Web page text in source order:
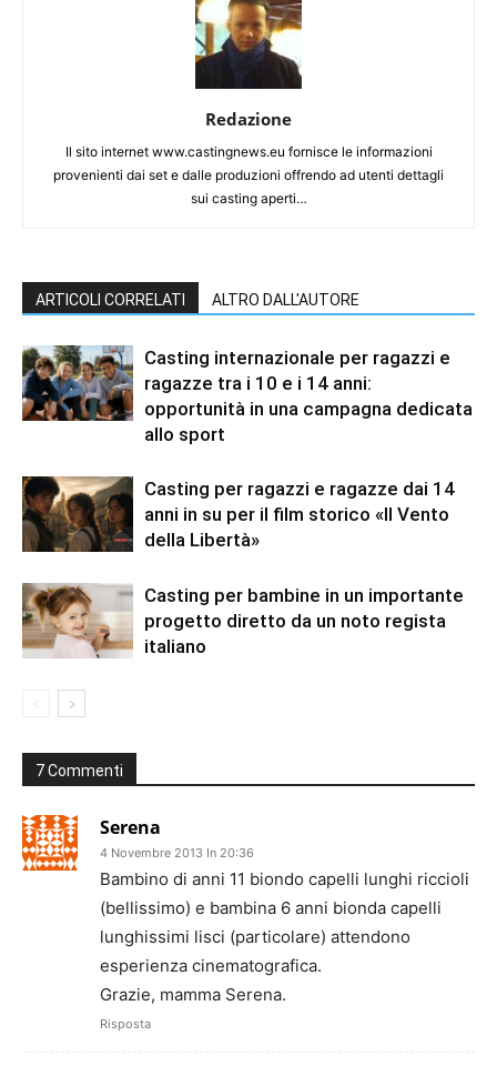
Redazione
Il sito internet www.castingnews.eu fornisce le informazioni
provenienti dai set e dalle produzioni offrendo ad utenti dettagli
sui casting aperti…
ARTICOLI CORRELATI ALTRO DALL'AUTORE
Casting internazionale per ragazzi e
ragazze tra i 10 e i 14 anni:
opportunità in una campagna dedicata
allo sport
Casting per ragazzi e ragazze dai 14
anni in su per il film storico «Il Vento
della Libertà»
Casting per bambine in un importante
progetto diretto da un noto regista
italiano
7 Commenti
Serena
4 Novembre 2013 In 20:36
Bambino di anni 11 biondo capelli lunghi riccioli
(bellissimo) e bambina 6 anni bionda capelli
lunghissimi lisci (particolare) attendono
esperienza cinematografica.
Grazie, mamma Serena.
Risposta